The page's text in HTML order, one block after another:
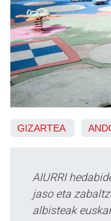
GIZARTEA
AIURRI
jaso eta
albisteak